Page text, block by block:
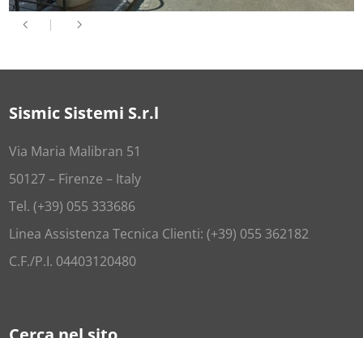
Sismic Sistemi S.r.l
Via Maria Malibran 51
50127 – Firenze – Italy
Tel. (+39) 055 333686
Linea Assistenza Tecnica Clienti: (+39) 055 362182
C.F./P.I. 04403120480